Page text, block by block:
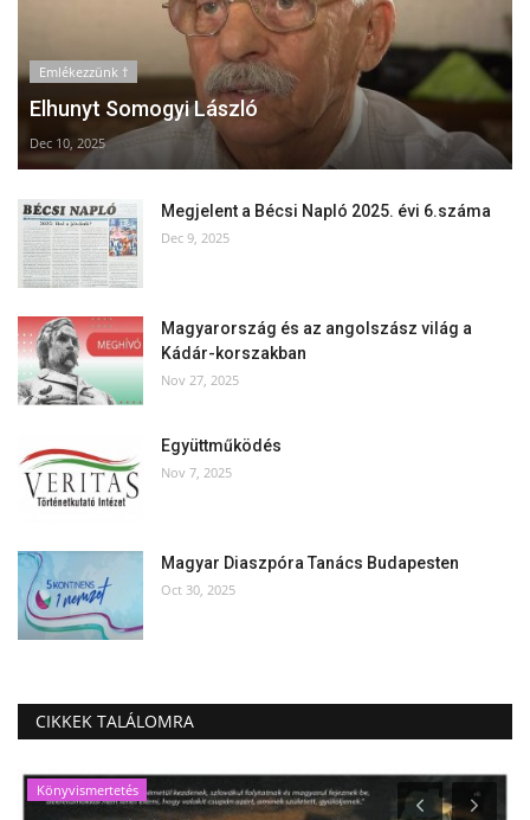
Emlékezzünk †
Elhunyt Somogyi László
Dec 10, 2025
Megjelent a Bécsi Napló 2025. évi 6.száma
Dec 9, 2025
Magyarország és az angolszász világ a
Kádár-korszakban
Nov 27, 2025
Együttműködés
Nov 7, 2025
Magyar Diaszpóra Tanács Budapesten
Oct 30, 2025
CIKKEK TALÁLOMRA
Könyvismertetés